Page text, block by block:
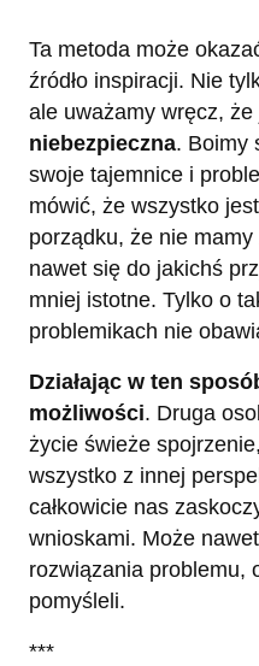
Ta metoda może
źródło inspiracji. Nie
ale uważamy wręcz, że
niebezpieczna. Boimy
swoje tajemnice i
mówić, że wszystko
porządku, że nie mamy
nawet się do jakichś
mniej istotne. Tylko o
problemikach nie
Działając w ten
możliwości. Druga
życie świeże
wszystko z innej
całkowicie nas
wnioskami. Może
rozwiązania problemu,
pomyśleli.
***